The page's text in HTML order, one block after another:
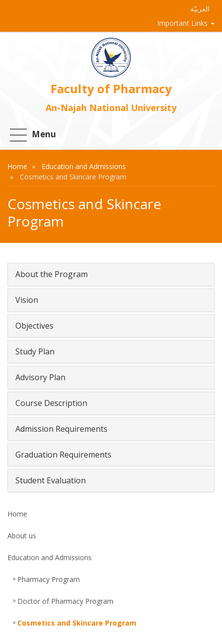
العربيّة
Important Links
Faculty of Pharmacy
An-Najah National University
Menu
Home
Education and Admissions
Cosmetics and Skincare Program
Cosmetics and Skincare
Program
About the Program
Vision
Objectives
Study Plan
Advisory Plan
Course Description
Admission Requirements
Graduation Requirements
Student Evaluation
Home
About us
Education and Admissions
Pharmacy Program
Doctor of Pharmacy Program
Cosmetics and Skincare Program